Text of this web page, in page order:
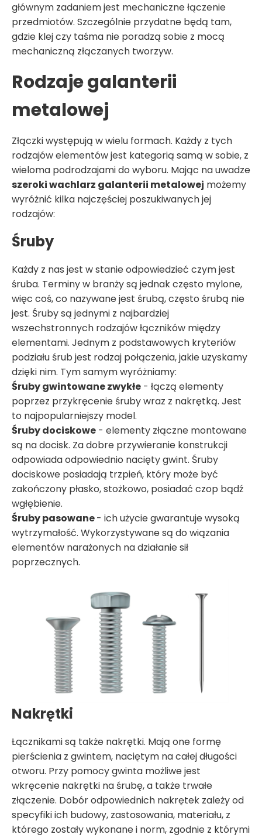
głównym zadaniem jest mechaniczne łączenie
przedmiotów. Szczególnie przydatne będą tam,
gdzie klej czy taśma nie poradzą sobie z mocą
mechaniczną złączanych tworzyw.
Rodzaje galanterii
metalowej
Złączki występują w wielu formach. Każdy z tych
rodzajów elementów jest kategorią samą w sobie, z
wieloma podrodzajami do wyboru. Mając na uwadze
szeroki wachlarz galanterii metalowej możemy
wyróżnić kilka najczęściej poszukiwanych jej
rodzajów:
Śruby
Każdy z nas jest w stanie odpowiedzieć czym jest
śruba. Terminy w branży są jednak często mylone,
więc coś, co nazywane jest śrubą, często śrubą nie
jest. Śruby są jednymi z najbardziej
wszechstronnych rodzajów łączników między
elementami. Jednym z podstawowych kryteriów
podziału śrub jest rodzaj połączenia, jakie uzyskamy
dzięki nim. Tym samym wyróżniamy:
Śruby gwintowane zwykłe - łączą elementy
poprzez przykręcenie śruby wraz z nakrętką. Jest
to najpopularniejszy model.
Śruby dociskowe - elementy złączne montowane
są na docisk. Za dobre przywieranie konstrukcji
odpowiada odpowiednio nacięty gwint. Śruby
dociskowe posiadają trzpień, który może być
zakończony płasko, stożkowo, posiadać czop bądź
wgłębienie.
Śruby pasowane- ich użycie gwarantuje wysoką
wytrzymałość. Wykorzystywane są do wiązania
elementów narażonych na działanie sił
poprzecznych.
Nakrętki
Łącznikami są także nakrętki. Mają one formę
pierścienia z gwintem, naciętym na całej długości
otworu. Przy pomocy gwinta możliwe jest
wkręcenie nakrętki na śrubę, a także trwałe
złączenie. Dobór odpowiednich nakrętek zależy od
specyfiki ich budowy, zastosowania, materiału, z
którego zostały wykonane i norm, zgodnie z którymi